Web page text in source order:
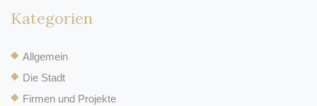
Kategorien
Allgemein
Die Stadt
Firmen und Projekte